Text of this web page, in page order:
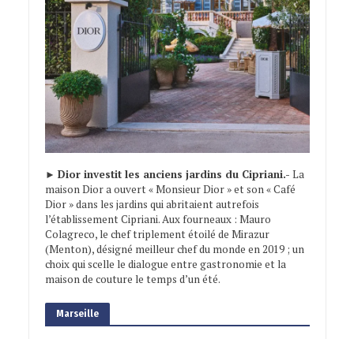
► Dior investit les anciens jardins du Cipriani.- La
maison Dior a ouvert « Monsieur Dior » et son « Café
Dior » dans les jardins qui abritaient autrefois
l’établissement Cipriani. Aux fourneaux : Mauro
Colagreco, le chef triplement étoilé de Mirazur
(Menton), désigné meilleur chef du monde en 2019 ; un
choix qui scelle le dialogue entre gastronomie et la
maison de couture le temps d’un été.
Marseille